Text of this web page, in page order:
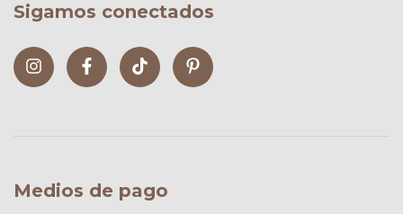
Sigamos conectados
Medios de pago